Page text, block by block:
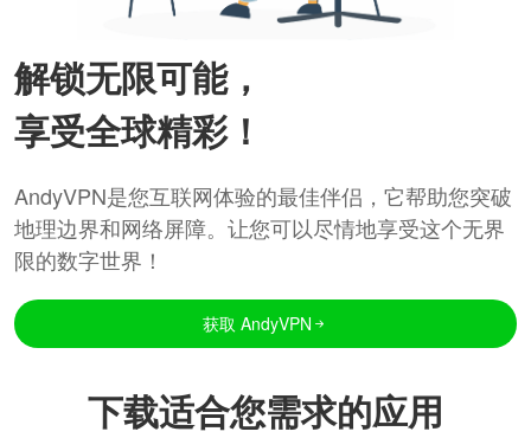
解锁无限可能，
享受全球精彩！
AndyVPN是您互联网体验的最佳伴侣，它帮助您突破
地理边界和网络屏障。让您可以尽情地享受这个无界
限的数字世界！
获取 AndyVPN
下载适合您需求的应用